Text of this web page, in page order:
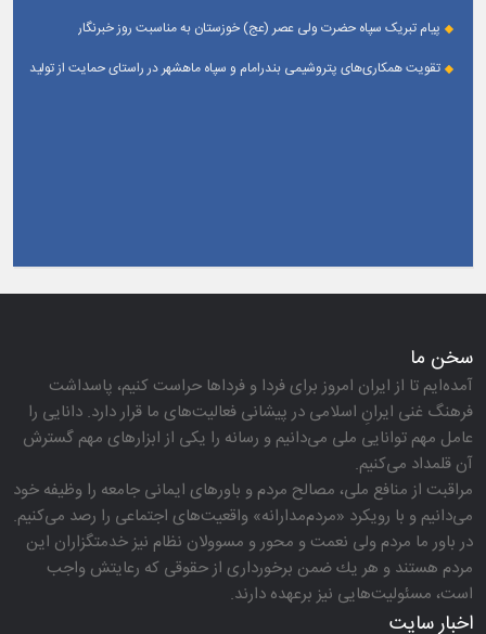
پیام تبریک سپاه حضرت ولی عصر (عج) خوزستان به مناسبت روز خبرنگار
تقویت همکاری‌های پتروشیمی بندرامام و سپاه ماهشهر در راستای حمایت از تولید
سخن ما
آمده‌ایم تا از ایران امروز برای فردا و فرداها حراست كنیم، پاسداشت
فرهنگ غنی ایرانِ اسلامی در پیشانی فعالیت‌های ما قرار دارد. دانایی را
عامل مهم توانایی ملی می‌دانیم و رسانه را یكی از ابزارهای مهم گسترش
آن قلمداد می‌كنیم.
مراقبت از منافع ملی، مصالح مردم و باورهای ایمانی جامعه را وظیفه خود
می‌دانیم و با رویكرد «مردم‌مدارانه‌» واقعیت‌های اجتماعی را رصد می‌كنیم.
در باور ما مردم ولی نعمت و محور و مسوولان نظام نیز خدمتگزاران این
مردم هستند و هر یك ضمن برخورداری از حقوقی كه رعایتش واجب
است، مسئولیت‌هایی نیز برعهده دارند.
اخبار سایت